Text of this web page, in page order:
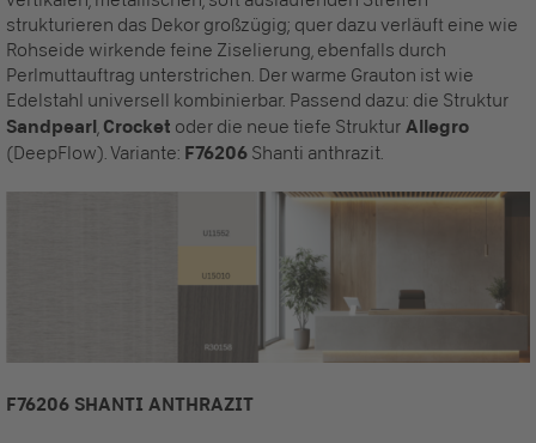
strukturieren das Dekor großzügig; quer dazu verläuft eine wie
Rohseide wirkende feine Ziselierung, ebenfalls durch
Perlmuttauftrag unterstrichen. Der warme Grauton ist wie
Edelstahl universell kombinierbar. Passend dazu: die Struktur
Sandpearl, Crocket oder die neue tiefe Struktur Allegro
(DeepFlow). Variante: F76206 Shanti anthrazit.
F76206 SHANTI ANTHRAZIT